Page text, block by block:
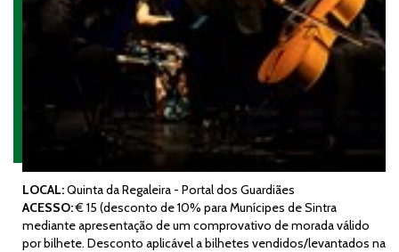
LOCAL:Quinta da Regaleira - Portal dos Guardiães
ACESSO:€ 15 (desconto de 10% para Munícipes de Sintra
mediante apresentação de um comprovativo de morada válido
por bilhete. Desconto aplicável a bilhetes vendidos/levantados na